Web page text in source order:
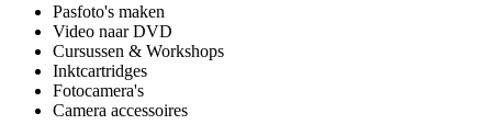
Pasfoto's maken
Video naar DVD
Cursussen & Workshops
Inktcartridges
Fotocamera's
Camera accessoires